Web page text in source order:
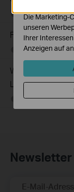
07-16-2026
Frequently asked
07-23-2024
Wie registriere ich
Link-ID?
09-25-2023
E-Mail-
Die Marketing-
unseren
Ihrer
Anzeigen auf